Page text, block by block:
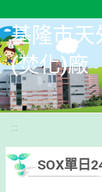
基隆市天
(焚化)廠
:::
SOX單日